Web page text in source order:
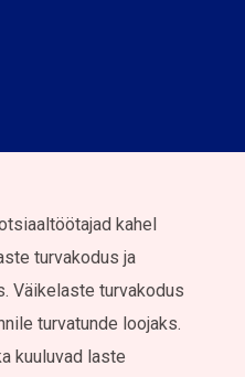
kahel
turvakodus ja
Väikelaste turvakodus
turvatunde loojaks.
kuuluvad laste